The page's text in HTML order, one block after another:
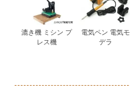
漉き機 ミシン プ
レス機
電気ペン 電気モ
デラ